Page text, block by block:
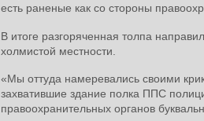
есть раненые как со стороны
В итоге разгоряченная толпа
холмистой местности.
«Мы оттуда намеревались своими
захватившие здание полка ППС
правоохранительных органов